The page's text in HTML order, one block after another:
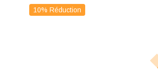
10% Réduction